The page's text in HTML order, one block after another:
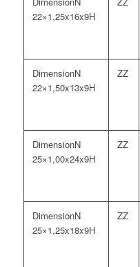
22×1,25x16x9H
N
22×1,50x13x9H
N
25×1,00x24x9H
N
25×1,25x18x9H